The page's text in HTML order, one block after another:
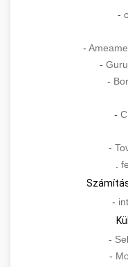
-
-
-
-
-
-
.
-
-
-